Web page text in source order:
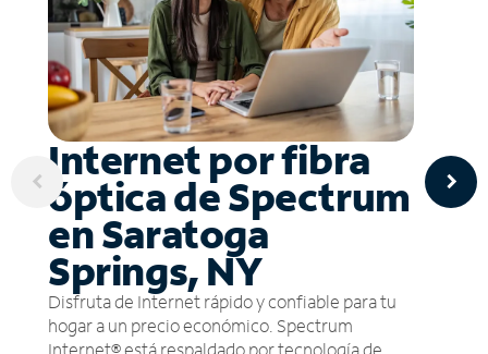
Internet por fibra
óptica de Spectrum
en Saratoga
Springs, NY
Disfruta de Internet rápido y confiable para tu
hogar a un precio económico. Spectrum
Internet® está respaldado por tecnología de